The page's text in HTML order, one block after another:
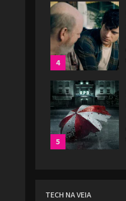
4
5
TECH NA VEIA